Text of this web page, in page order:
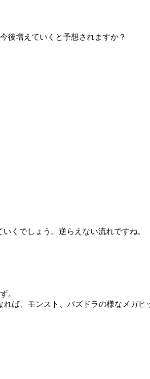
後増えていくと予想されますか？
くでしょう。逆らえない流れですね。
。
ば、モンスト、パズドラの様なメガヒ